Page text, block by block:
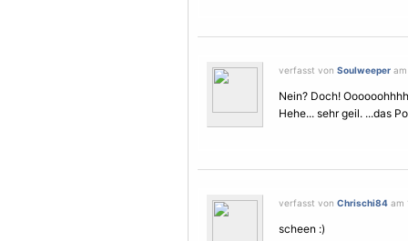
verfasst von Soulweeper
Nein? Doch!
Hehe... sehr geil. ...das
verfasst von Chrischi84 am
scheen :)